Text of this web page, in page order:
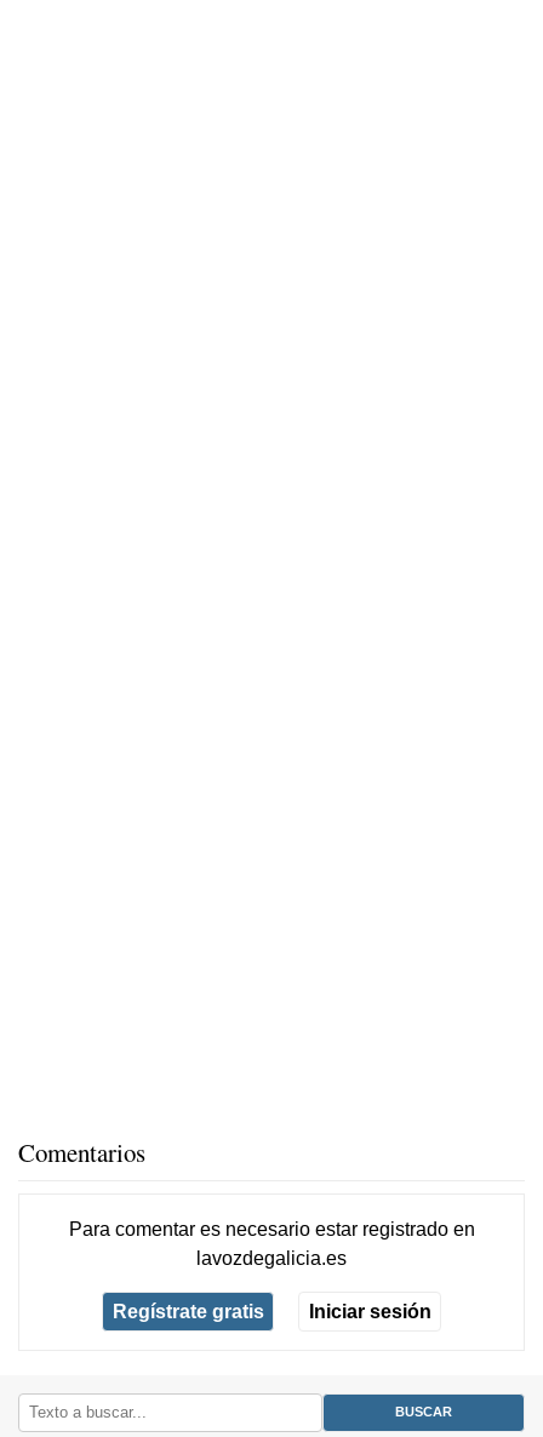
Comentarios
Para comentar es necesario estar registradoen
lavozdegalicia.es
Regístrate gratis Iniciar sesión